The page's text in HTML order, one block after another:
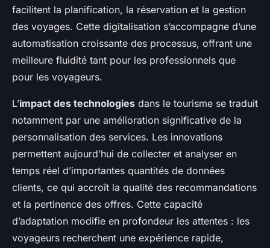
facilitent la planification, la réservation et la gestion
des voyages. Cette digitalisation s’accompagne d’une
automatisation croissante des processus, offrant une
meilleure fluidité tant pour les professionnels que
pour les voyageurs.
L’impact des technologies dans le tourisme se traduit
notamment par une amélioration significative de la
personnalisation des services. Les innovations
permettent aujourd’hui de collecter et analyser en
temps réel d’importantes quantités de données
clients, ce qui accroît la qualité des recommandations
et la pertinence des offres. Cette capacité
d’adaptation modifie en profondeur les attentes : les
voyageurs recherchent une expérience rapide,